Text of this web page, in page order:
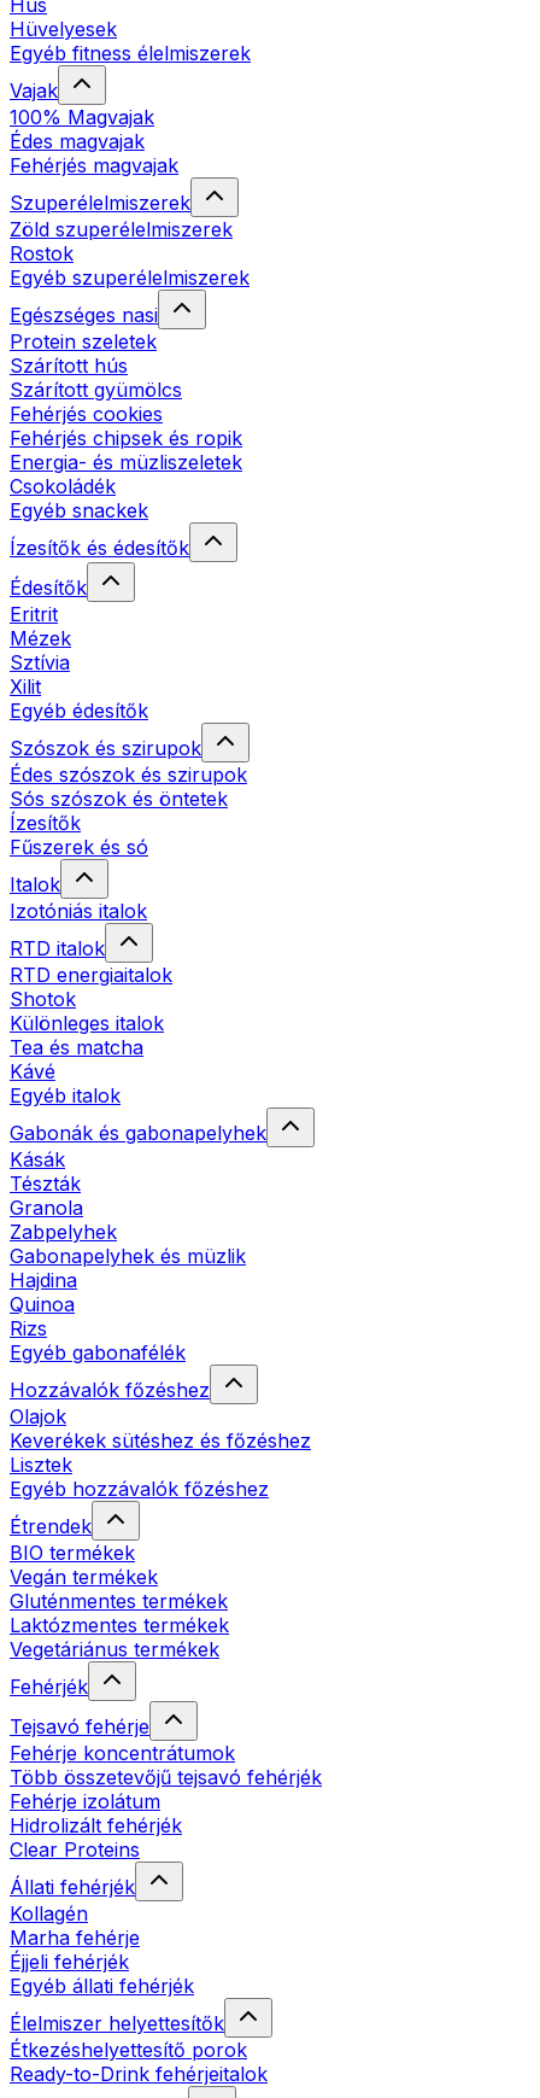
Hús
Hüvelyesek
Egyéb fitness élelmiszerek
Vajak
100% Magvajak
Édes magvajak
Fehérjés magvajak
Szuperélelmiszerek
Zöld szuperélelmiszerek
Rostok
Egyéb szuperélelmiszerek
Egészséges nasi
Protein szeletek
Szárított hús
Szárított gyümölcs
Fehérjés cookies
Fehérjés chipsek és ropik
Energia- és müzliszeletek
Csokoládék
Egyéb snackek
Ízesítők és édesítők
Édesítők
Eritrit
Mézek
Sztívia
Xilit
Egyéb édesítők
Szószok és szirupok
Édes szószok és szirupok
Sós szószok és öntetek
Ízesítők
Fűszerek és só
Italok
Izotóniás italok
RTD italok
RTD energiaitalok
Shotok
Különleges italok
Tea és matcha
Kávé
Egyéb italok
Gabonák és gabonapelyhek
Kásák
Tészták
Granola
Zabpelyhek
Gabonapelyhek és müzlik
Hajdina
Quinoa
Rizs
Egyéb gabonafélék
Hozzávalók főzéshez
Olajok
Keverékek sütéshez és főzéshez
Lisztek
Egyéb hozzávalók főzéshez
Étrendek
BIO termékek
Vegán termékek
Gluténmentes termékek
Laktózmentes termékek
Vegetáriánus termékek
Fehérjék
Tejsavó fehérje
Fehérje koncentrátumok
Több összetevőjű tejsavó fehérjék
Fehérje izolátum
Hidrolizált fehérjék
Clear Proteins
Állati fehérjék
Kollagén
Marha fehérje
Éjjeli fehérjék
Egyéb állati fehérjék
Élelmiszer helyettesítők
Étkezéshelyettesítő porok
Ready-to-Drink fehérjeitalok